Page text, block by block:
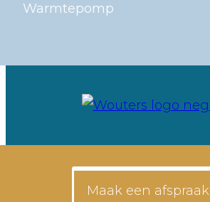
Warmtepomp
Maak een afspraak